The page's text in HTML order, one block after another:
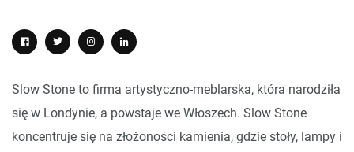
Slow Stone to firma artystyczno-meblarska, która narodziła
się w Londynie, a powstaje we Włoszech. Slow Stone
koncentruje się na złożoności kamienia, gdzie stoły, lampy i